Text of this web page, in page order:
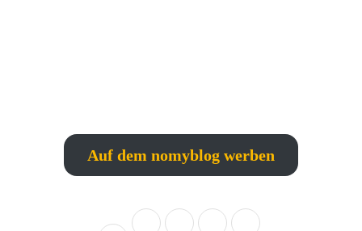
Auf dem nomyblog werben